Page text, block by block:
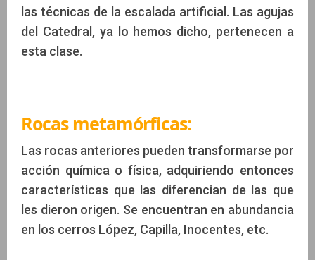
las técnicas de la escalada artificial. Las agujas
del Catedral, ya lo hemos dicho, pertenecen a
esta clase.
Rocas metamórficas:
Las rocas anteriores pueden transformarse por
acción química o física, adquiriendo entonces
características que las diferencian de las que
les dieron origen. Se encuentran en abundancia
en los cerros López, Capilla, Inocentes, etc.